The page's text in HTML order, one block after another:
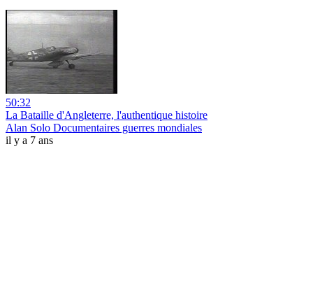
50:32
La Bataille d'Angleterre, l'authentique histoire
Alan Solo Documentaires guerres mondiales
il y a 7 ans